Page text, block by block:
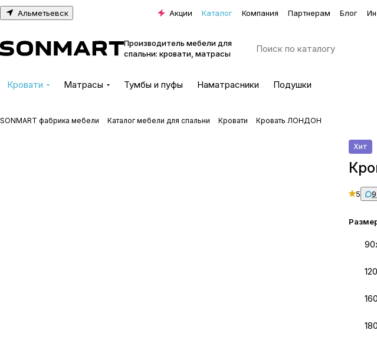
Альметьевск Акции Каталог Компания Партнерам Блог
Производитель мебели для
спальни: кровати, матрасы
Кровати Матрасы Тумбы и пуфы Наматрасники Подушки
SONMART фабрика мебели Каталог мебели для спальни Кровати Кровать ЛОНДОН
Хит
5